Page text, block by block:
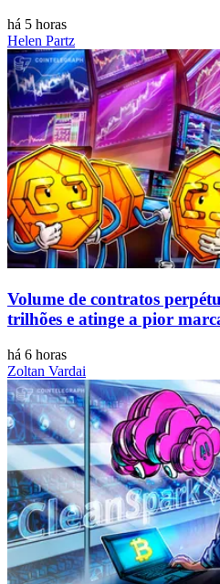
há 5 horas
Helen Partz
Volume de contratos
trilhões e atinge a pior
há 6 horas
Zoltan Vardai